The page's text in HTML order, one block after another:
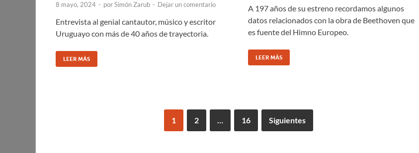
8 mayo, 2024 - porSimón Zarub - Dejar un comentario
Entrevista al genial cantautor, músico y escritor
Uruguayo con más de 40 años de trayectoria.
LEER MÁS
A 197 años de su estreno recordamos algunos
datos relacionados con la obra de Beethoven que
es fuente del Himno Europeo.
LEER MÁS
1 2 … 16 Siguientes